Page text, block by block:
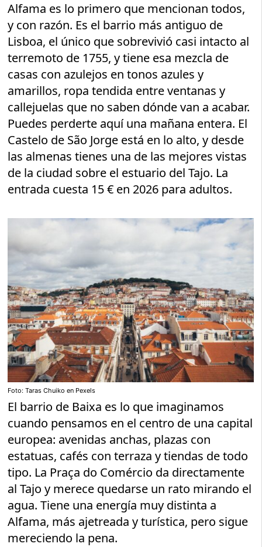
Alfama es lo primero que mencionan todos,
y con razón. Es el barrio más antiguo de
Lisboa, el único que sobrevivió casi intacto al
terremoto de 1755, y tiene esa mezcla de
casas con azulejos en tonos azules y
amarillos, ropa tendida entre ventanas y
callejuelas que no saben dónde van a acabar.
Puedes perderte aquí una mañana entera. El
Castelo de São Jorge está en lo alto, y desde
las almenas tienes una de las mejores vistas
de la ciudad sobre el estuario del Tajo. La
entrada cuesta 15 € en 2026 para adultos.
Foto: Taras Chuiko en Pexels
El barrio de Baixa es lo que imaginamos
cuando pensamos en el centro de una capital
europea: avenidas anchas, plazas con
estatuas, cafés con terraza y tiendas de todo
tipo. La Praça do Comércio da directamente
al Tajo y merece quedarse un rato mirando el
agua. Tiene una energía muy distinta a
Alfama, más ajetreada y turística, pero sigue
mereciendo la pena.